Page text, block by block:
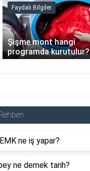
Faydalı Bilgiler
Şişme mont hangi
programda kurutulur?
ne iş yapar?
ne demek tarih?